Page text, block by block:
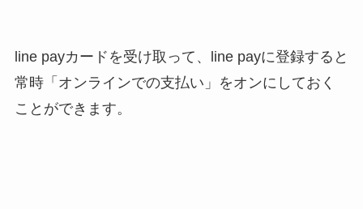
line payカードを受け取って、line payに登録すると
常時「オンラインでの支払い」をオンにしておく
ことができます。